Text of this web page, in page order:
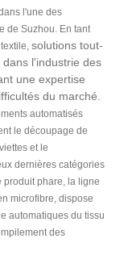
l'une des
de Suzhou. En tant
solutions tout-
l'industrie des
une expertise
du marché.
automatisés
le découpage de
et le
dernières catégories
produit phare, la ligne
microfibre, dispose
automatiques du tissu
des